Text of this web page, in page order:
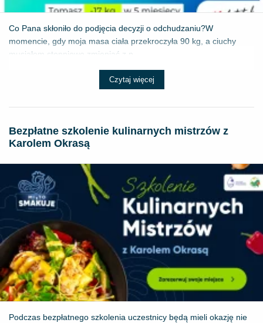
Co Pana skłoniło do podjęcia decyzji o odchudzaniu?W
momencie, gdy moja masa ciała przekroczyła 90 kg, a ciuchy
musiałem stopniowo zmieniać z p...
Czytaj więcej
Bezpłatne szkolenie kulinarnych mistrzów z
Karolem Okrasą
Podczas bezpłatnego szkolenia uczestnicy będą mieli okazję nie